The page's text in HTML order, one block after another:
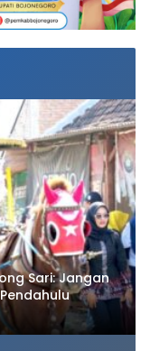
Sari: Jangan